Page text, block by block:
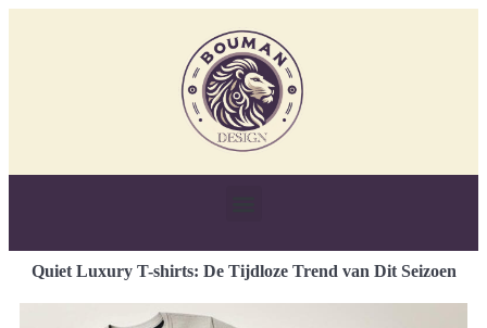
Quiet Luxury T-shirts: De Tijdloze Trend van Dit Seizoen